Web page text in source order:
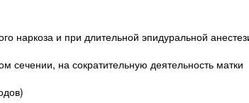
наркоза и при длительной эпидуральной
сечении, на сократительную деятельность матки